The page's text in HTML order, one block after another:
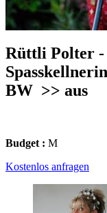
Rüttli Polter
BW >> aus
Budget : M
Kostenlos anfragen